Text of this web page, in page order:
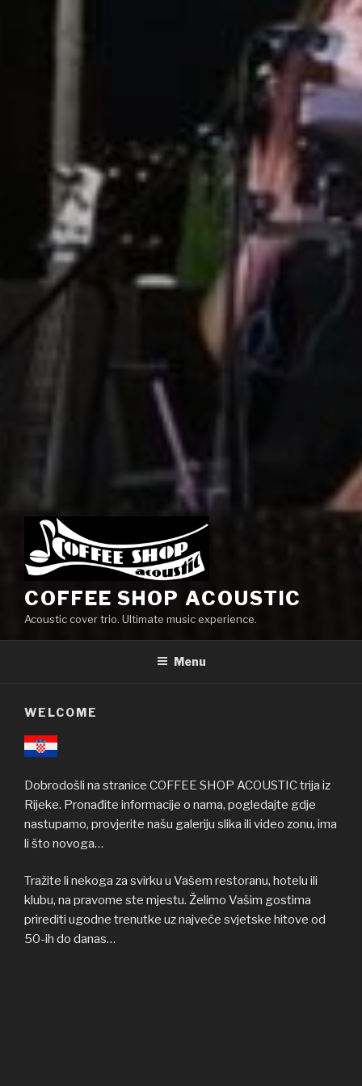
COFFEE SHOP ACOUSTIC
Acoustic cover trio. Ultimate music experience.
Menu
WELCOME
Dobrodošli na stranice COFFEE SHOP ACOUSTIC trija iz
Rijeke. Pronađite informacije o nama, pogledajte gdje
nastupamo, provjerite našu galeriju slika ili video zonu, ima
li što novoga…
Tražite li nekoga za svirku u Vašem restoranu, hotelu ili
klubu, na pravome ste mjestu. Želimo Vašim gostima
prirediti ugodne trenutke uz najveće svjetske hitove od
50-ih do danas…